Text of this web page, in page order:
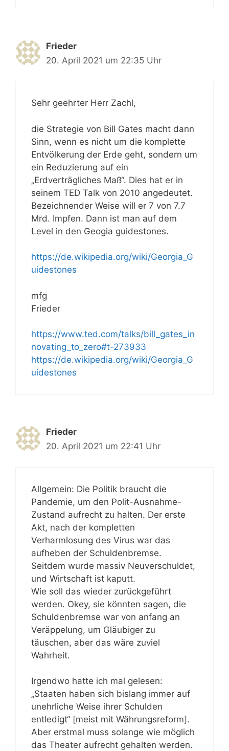
Frieder
20. April 2021 um 22:35 Uhr
Sehr geehrter Herr Zachl,
die Strategie von Bill Gates macht dann
Sinn, wenn es nicht um die komplette
Entvölkerung der Erde geht, sondern um
ein Reduzierung auf ein
„Erdverträgliches Maß“. Dies hat er in
seinem TED Talk von 2010 angedeutet.
Bezeichnender Weise will er 7 von 7.7
Mrd. Impfen. Dann ist man auf dem
Level in den Geogia guidestones.
https://de.wikipedia.org/wiki/Georgia_G
uidestones
mfg
Frieder
https://www.ted.com/talks/bill_gates_in
novating_to_zero#t-273933
https://de.wikipedia.org/wiki/Georgia_G
uidestones
Frieder
20. April 2021 um 22:41 Uhr
Allgemein: Die Politik braucht die
Pandemie, um den Polit-Ausnahme-
Zustand aufrecht zu halten. Der erste
Akt, nach der kompletten
Verharmlosung des Virus war das
aufheben der Schuldenbremse.
Seitdem wurde massiv Neuverschuldet,
und Wirtschaft ist kaputt.
Wie soll das wieder zurückgeführt
werden. Okey, sie könnten sagen, die
Schuldenbremse war von anfang an
Veräppelung, um Gläubiger zu
täuschen, aber das wäre zuviel
Wahrheit.
Irgendwo hatte ich mal gelesen:
„Staaten haben sich bislang immer auf
unehrliche Weise ihrer Schulden
entledigt“ [meist mit Währungsreform].
Aber erstmal muss solange wie möglich
das Theater aufrecht gehalten werden.